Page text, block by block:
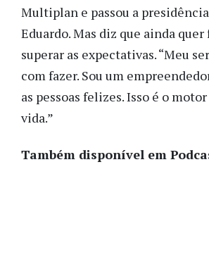
Multiplan e passou a
Eduardo. Mas diz que ainda quer
superar as expectativas. “Meu
com fazer. Sou um
as pessoas felizes. Isso é o
vida.”
Também disponível em